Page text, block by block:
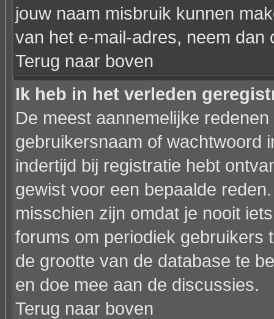
jouw naam misbruik kunnen
van het e-mail-adres, neem dan
Terug naar boven
Ik heb in het verleden
De meest aannemelijke
gebruikersnaam of wachtwoord
indertijd bij registratie hebt
gewist voor een bepaalde
misschien zijn omdat je nooit
forums om periodiek gebruikers
de grootte van de database te
en doe mee aan de discussies.
Terug naar boven